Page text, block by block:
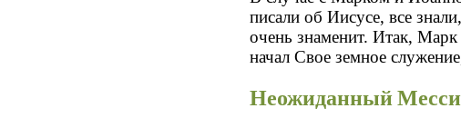
писали об Иисусе, все
очень знаменит. Итак,
начал Свое земное
Неожиданный